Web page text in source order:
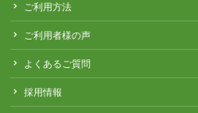
ご利用方法
ご利用者様の声
よくあるご質問
採用情報